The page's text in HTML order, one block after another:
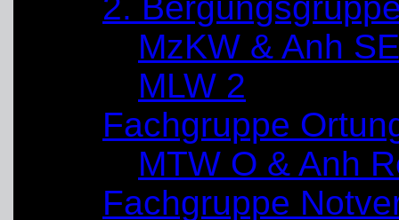
MzKW & Anh
MLW 2
Fachgruppe
MTW O & Anh
Fachgruppe